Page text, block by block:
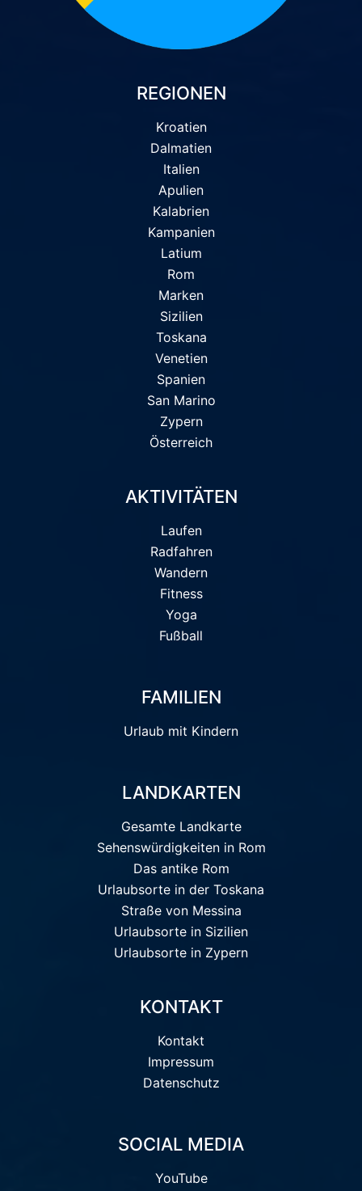
REGIONEN
Kroatien
Dalmatien
Italien
Apulien
Kalabrien
Kampanien
Latium
Rom
Marken
Sizilien
Toskana
Venetien
Spanien
San Marino
Zypern
Österreich
AKTIVITÄTEN
Laufen
Radfahren
Wandern
Fitness
Yoga
Fußball
FAMILIEN
Urlaub mit Kindern
LANDKARTEN
Gesamte Landkarte
Sehenswürdigkeiten in Rom
Das antike Rom
Urlaubsorte in der Toskana
Straße von Messina
Urlaubsorte in Sizilien
Urlaubsorte in Zypern
KONTAKT
Kontakt
Impressum
Datenschutz
SOCIAL MEDIA
YouTube